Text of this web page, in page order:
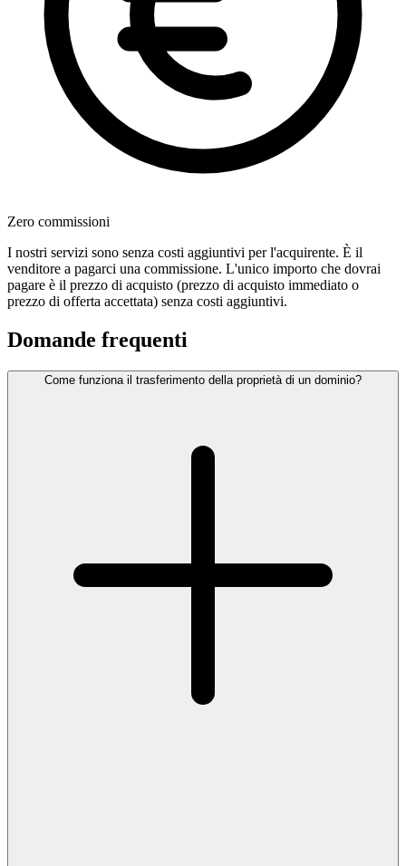
Zero commissioni
I nostri servizi sono senza costi aggiuntivi per l'acquirente. È il
venditore a pagarci una commissione. L'unico importo che dovrai
pagare è il prezzo di acquisto (prezzo di acquisto immediato o
prezzo di offerta accettata) senza costi aggiuntivi.
Domande frequenti
Come funziona il trasferimento della proprietà di un dominio?